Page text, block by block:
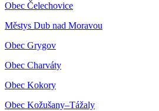
Obec Čelechovice
Městys Dub nad Moravou
Obec Grygov
Obec Charváty
Obec Kokory
Obec Kožušany–Tážaly